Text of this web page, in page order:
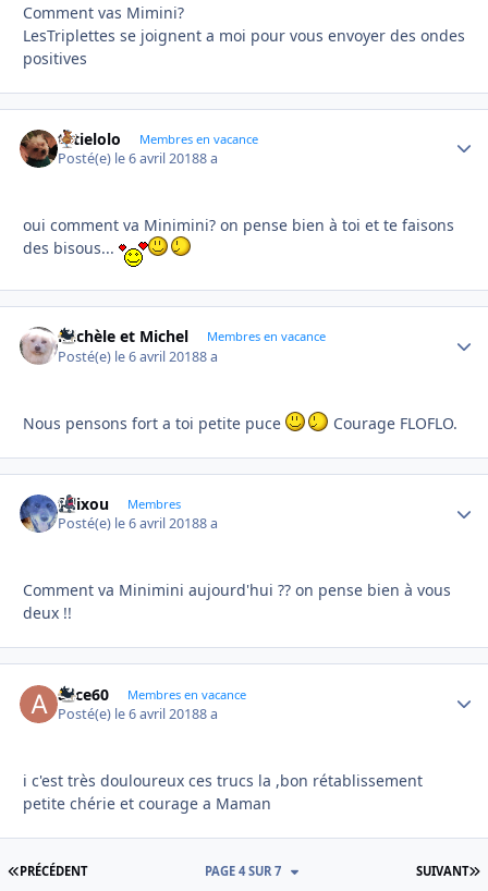
Comment vas Mimini?
LesTriplettes se joignent a moi pour vous envoyer des ondes
positives
tatielolo Membres en vacance
Posté(e) le 6 avril 20188 a
oui comment va Minimini? on pense bien à toi et te faisons
des bisous...
Michèle et Michel Membres en vacance
Posté(e) le 6 avril 20188 a
Nous pensons fort a toi petite puce Courage FLOFLO.
felixou Membres
Posté(e) le 6 avril 20188 a
Comment va Minimini aujourd'hui ?? on pense bien à vous
deux !!
alice60 Membres en vacance
Posté(e) le 6 avril 20188 a
i c'est très douloureux ces trucs la ,bon rétablissement
petite chérie et courage a Maman
PREMIÈRE PAGE
PRÉCÉDENT SUIVANT
PAGE 4 SUR 7